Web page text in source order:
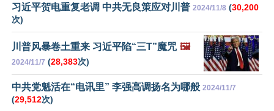
习近平贺电重复老调 中共无良策应对川普 2024/11/8 (30,200
次)
川普风暴卷土重来 习近平陷“三T”魔咒 🖼️
2024/11/7 (28,383次)
中共党魁活在“电讯里” 李强高调扬名为哪般 2024/11/7
(29,512次)